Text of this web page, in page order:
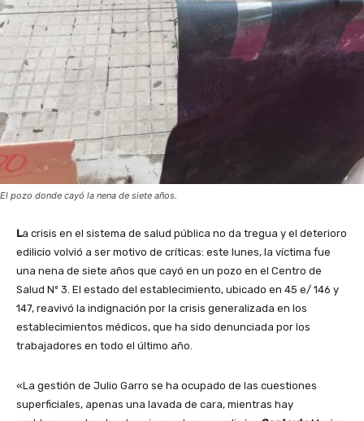
El pozo donde cayó la nena de siete años.
La crisis en el sistema de salud pública no da tregua y el deterioro
edilicio volvió a ser motivo de críticas: este lunes, la víctima fue
una nena de siete años que cayó en un pozo en el Centro de
Salud Nº 3. El estado del establecimiento, ubicado en 45 e/ 146 y
147, reavivó la indignación por la crisis generalizada en los
establecimientos médicos, que ha sido denunciada por los
trabajadores en todo el último año.
«La gestión de Julio Garro se ha ocupado de las cuestiones
superficiales, apenas una lavada de cara, mientras hay